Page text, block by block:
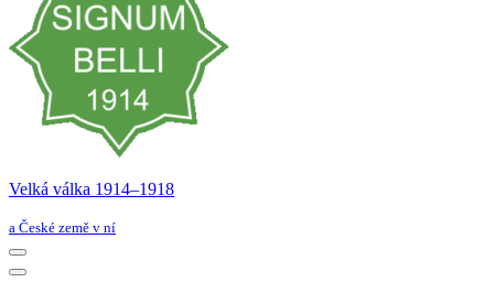
Velká válka 1914–⁠⁠⁠⁠⁠⁠1918
a České země v ní
Navigační
menu
Navigační